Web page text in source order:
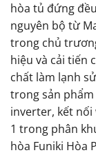
hòa tủ đứng
nguyên bộ từ
trong chủ
hiệu và cải tiến
chất làm lạnh
trong sản
inverter, kết nối
1 trong phân
hòa Funiki Hòa